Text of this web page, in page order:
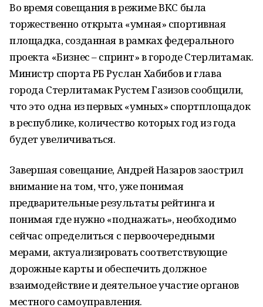
Во время совещания в режиме ВКС была
торжественно открыта «умная» спортивная
площадка, созданная в рамках федерального
проекта «Бизнес – спринт» в городе Стерлитамак.
Министр спорта РБ Руслан Хабибов и глава
города Стерлитамак Рустем Газизов сообщили,
что это одна из первых «умных» спортплощадок
в республике, количество которых год из года
будет увеличиваться.
Завершая совещание, Андрей Назаров заострил
внимание на том, что, уже понимая
предварительные результаты рейтинга и
понимая где нужно «поднажать», необходимо
сейчас определиться с первоочередными
мерами, актуализировать соответствующие
дорожные карты и обеспечить должное
взаимодействие и деятельное участие органов
местного самоуправления.